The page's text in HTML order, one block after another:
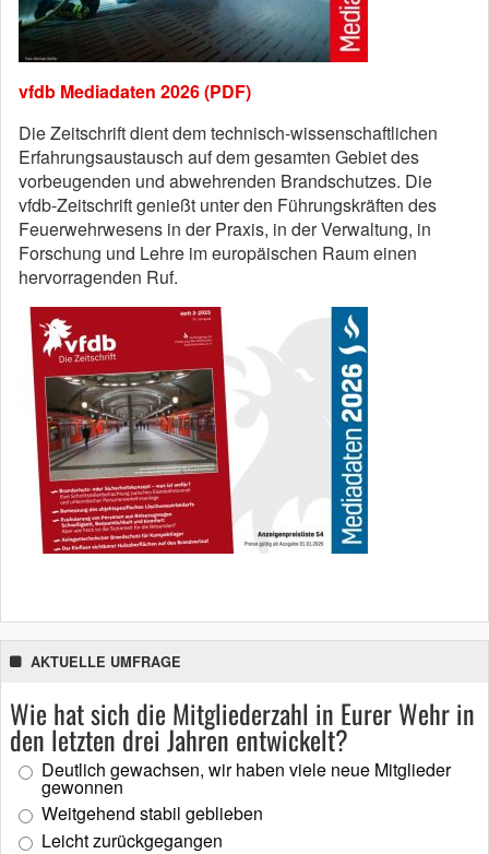
vfdb Mediadaten 2026 (PDF)
Die Zeitschrift dient dem technisch-wissenschaftlichen
Erfahrungsaustausch auf dem gesamten Gebiet des
vorbeugenden und abwehrenden Brandschutzes. Die
vfdb-Zeitschrift genießt unter den Führungskräften des
Feuerwehrwesens in der Praxis, in der Verwaltung, in
Forschung und Lehre im europäischen Raum einen
hervorragenden Ruf.
AKTUELLE UMFRAGE
Wie hat sich die Mitgliederzahl in Eurer Wehr in
den letzten drei Jahren entwickelt?
Deutlich gewachsen, wir haben viele neue Mitglieder
gewonnen
Weitgehend stabil geblieben
Leicht zurückgegangen